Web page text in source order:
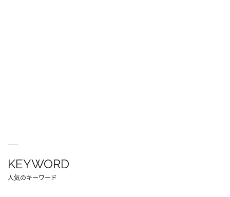
KEYWORD
人気のキーワード